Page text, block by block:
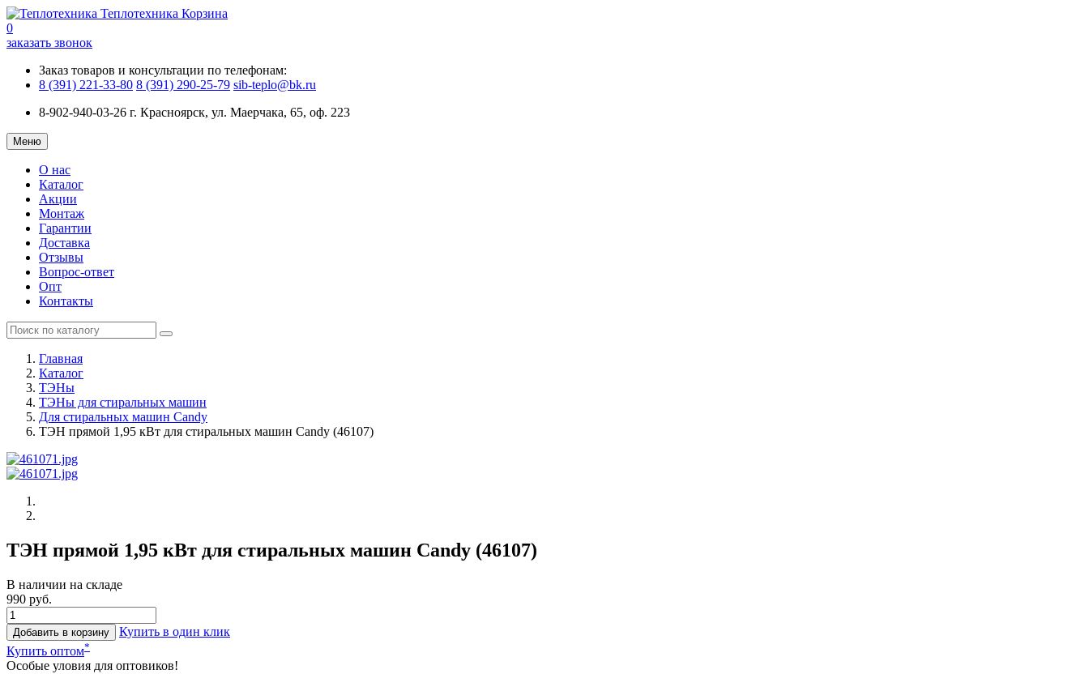
Теплотехника Корзина
0
заказать звонок
Заказ товаров и консультации по телефонам:
8 (391) 221-33-80 8 (391) 290-25-79 sib-teplo@bk.ru
8-902-940-03-26 г. Красноярск, ул. Маерчака, 65, оф. 223
Меню
О нас
Каталог
Акции
Монтаж
Гарантии
Доставка
Отзывы
Вопрос-ответ
Опт
Контакты
Главная
Каталог
ТЭНы
ТЭНы для стиральных машин
Для стиральных машин Candy
ТЭН прямой 1,95 кВт для стиральных машин Candy (46107)
ТЭН прямой 1,95 кВт для стиральных машин Candy (46107)
В наличии на складе
990 руб.
Добавить в корзину
Купить в один клик
Купить оптом*
Особые уловия для оптовиков!